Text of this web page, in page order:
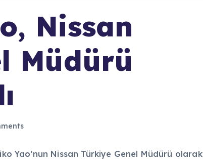
Nissan
Müdürü
Yao’nun Nissan Türkiye Genel Müdürü olarak